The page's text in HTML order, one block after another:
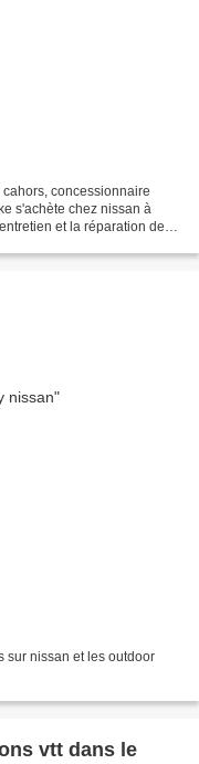
concessionnaire
s'achète chez nissan à
et la réparation de
sur nissan et les outdoor
vtt dans le